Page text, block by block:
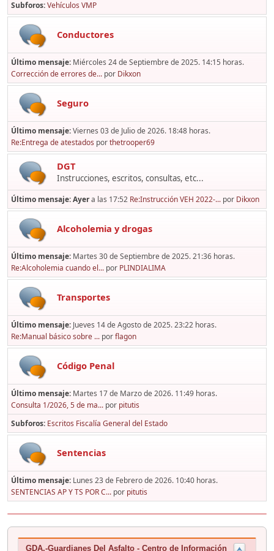
Subforos Vehículos VMP
Conductores
Último mensaje: Miércoles 24 de Septiembre de 2025. 14:15 horas.
Corrección de errores de... por Dikxon
Seguro
Último mensaje:Viernes 03 de Julio de 2026. 18:48 horas.
Re:Entrega de atestados porthetrooper69
DGT
Instrucciones, escritos, consultas, etc...
Último mensaje:Ayera las 17:52 Re:Instrucción VEH 2022-... por Dikxon
Alcoholemia y drogas
Último mensaje: Martes 30 de Septiembre de 2025. 21:36 horas.
Re:Alcoholemia cuando el... por PLINDIALIMA
Transportes
Último mensaje: Jueves 14 de Agosto de 2025. 23:22 horas.
Re:Manual básico sobre ... porflagon
Código Penal
Último mensaje: Martes 17 de Marzo de 2026. 11:49 horas.
Consulta 1/2026, 5 de ma... por pitutis
Subforos Escritos Fiscalía General del Estado
Sentencias
Último mensaje: Lunes 23 de Febrero de 2026. 10:40 horas.
SENTENCIAS AP Y TS POR C... por pitutis
GDA.-Guardianes Del Asfalto - Centro de Información